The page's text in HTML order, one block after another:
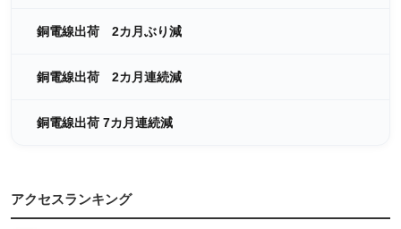
銅電線出荷 2カ月ぶり減
銅電線出荷 2カ月連続減
銅電線出荷 7カ月連続減
アクセスランキング